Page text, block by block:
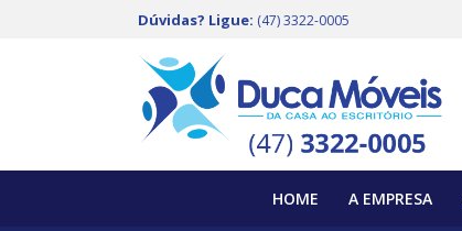
Dúvidas? Ligue: (47) 3322-0005
HOME A EMPRESA